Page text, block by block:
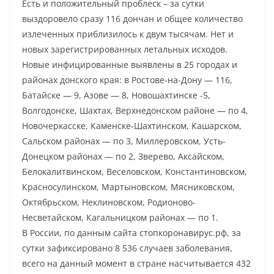
Есть и положительный проблеск – за сутки
выздоровело сразу 116 дончан и общее количество
излеченных приблизилось к двум тысячам. Нет и
новых зарегистрированных летальных исходов.
Новые инфицированные выявлены в 25 городах и
районах донского края: в Ростове-на-Дону — 116,
Батайске — 9, Азове — 8, Новошахтинске -5,
Волгодонске, Шахтах, Верхнедонском районе — по 4,
Новочеркасске, Каменске-Шахтинском, Кашарском,
Сальском районах — по 3, Миллеровском, Усть-
Донецком районах — по 2, Зверево, Аксайском,
Белокалитвинском, Веселовском, Константиновском,
Красносулинском, Мартыновском, Мясниковском,
Октябрьском, Неклиновском, Родионово-
Несветайском, Кагальницком районах — по 1.
В России, по данным сайта стопкоронавирус.рф, за
сутки зафиксировано 8 536 случаев заболевания,
всего на данный момент в стране насчитывается 432